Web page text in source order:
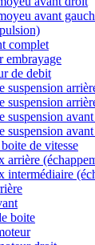
avant
complet
embrayage
de debit
suspension
suspension
suspension
suspension
de vitesse
arrière
intermédiaire
boite